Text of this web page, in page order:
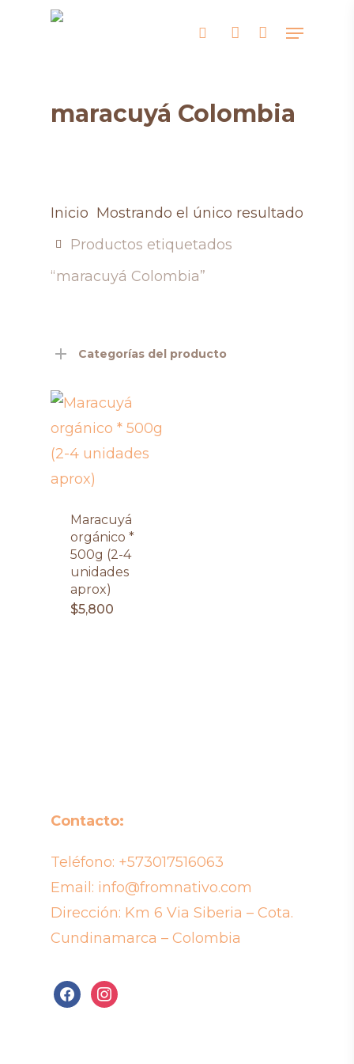
searchaccount
Menu
maracuyá Colombia
Mostrando el único resultado
Inicio
Productos etiquetados
“maracuyá Colombia”
Categorías del producto
Maracuyá
orgánico *
500g (2-4
unidades
aprox)
$5,800
Contacto:
Teléfono: +573017516063
Email: info@fromnativo.com
Dirección: Km 6 Via Siberia – Cota.
Cundinamarca – Colombia
facebookinstagram